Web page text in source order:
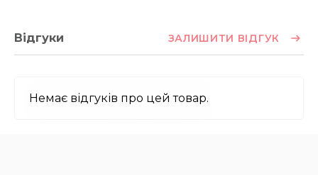
Відгуки ЗАЛИШИТИ ВІДГУК
Немає відгуків про цей товар.